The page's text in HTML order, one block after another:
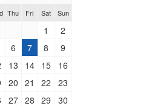
Thu Fri Sat Sun
1
2
6 7 8
9
13 14 15
16
20 21 22
23
27 28 29
30